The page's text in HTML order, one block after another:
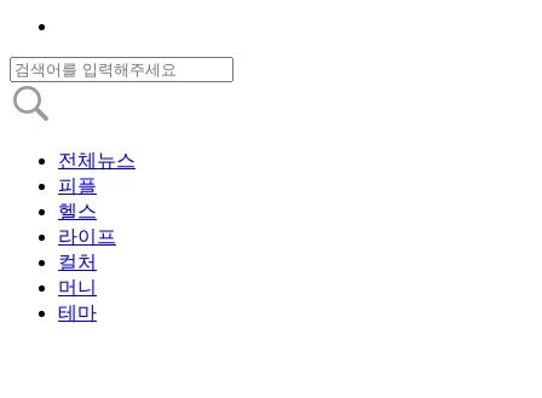
전체뉴스
피플
헬스
라이프
컬처
머니
테마